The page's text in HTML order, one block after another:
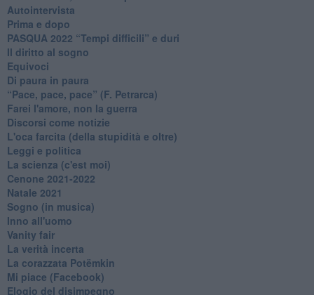
Autointervista
Prima e dopo
​PASQUA 2022 “Tempi difficili” e duri
Il diritto al sogno
Equivoci
Di paura in paura
​“Pace, pace, pace” (F. Petrarca)
Farei l'amore, non la guerra
Discorsi come notizie
L'oca farcita (della stupidità e oltre)
Leggi e politica
La scienza (c'est moi)
Cenone 2021-2022
Natale 2021
Sogno (in musica)
Inno all'uomo
Vanity fair
La verità incerta
La corazzata Potëmkin
Mi piace (Facebook)
Elogio del disimpegno